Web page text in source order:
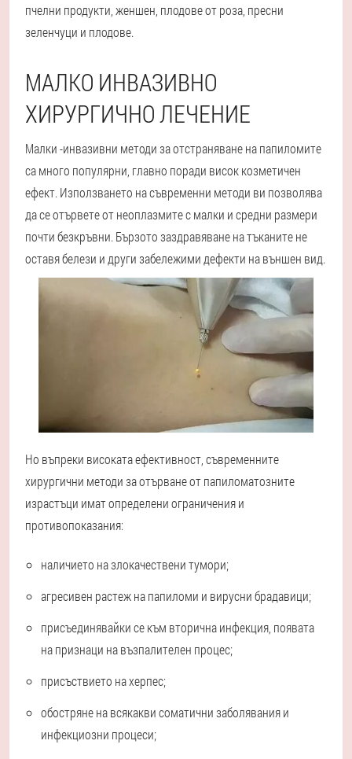
пчелни продукти, женшен, плодове от роза, пресни
зеленчуци и плодове.
МАЛКО ИНВАЗИВНО
ХИРУРГИЧНО ЛЕЧЕНИЕ
Малки -инвазивни методи за отстраняване на папиломите
са много популярни, главно поради висок козметичен
ефект. Използването на съвременни методи ви позволява
да се отървете от неоплазмите с малки и средни размери
почти безкръвни. Бързото заздравяване на тъканите не
оставя белези и други забележими дефекти на външен вид.
Но въпреки високата ефективност, съвременните
хирургични методи за отърване от папиломатозните
израстъци имат определени ограничения и
противопоказания:
наличието на злокачествени тумори;
агресивен растеж на папиломи и вирусни брадавици;
присъединявайки се към вторична инфекция, появата
на признаци на възпалителен процес;
присъствието на херпес;
обостряне на всякакви соматични заболявания и
инфекциозни процеси;